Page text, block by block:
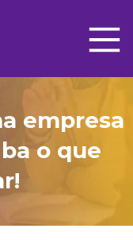
empresa
o que